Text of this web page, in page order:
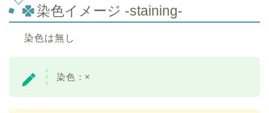
染色イメージ -staining-
染色は無し
染色：×